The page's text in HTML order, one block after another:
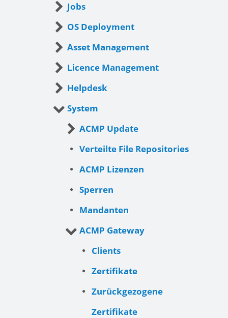
Jobs
OS Deployment
Asset Management
Licence Management
Helpdesk
System
ACMP Update
Verteilte File Repositories
ACMP Lizenzen
Sperren
Mandanten
ACMP Gateway
Clients
Zertifikate
Zurückgezogene
Zertifikate